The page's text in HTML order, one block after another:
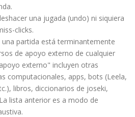
una jugada (undo) ni siquiera
clicks.
partida está terminantemente
de apoyo externo de cualquier
externo" incluyen otras
computacionales, apps, bots (Leela,
libros, diccionarios de joseki,
lista anterior es a modo de